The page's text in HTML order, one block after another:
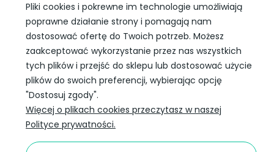
PŁATNOŚCI I DOSTAWA
INFORMACJE
SLEDŹ NAS W SOCIAL MEDIA
Pliki cookies i pokrewne im technologie umożliwiają
poprawne działanie strony i pomagają nam
dostosować ofertę do Twoich potrzeb. Możesz
zaakceptować wykorzystanie przez nas wszystkich
tych plików i przejść do sklepu lub dostosować użycie
plików do swoich preferencji, wybierając opcję
"Dostosuj zgody".
Więcej o plikach cookies przeczytasz w naszej
Polityce prywatności.